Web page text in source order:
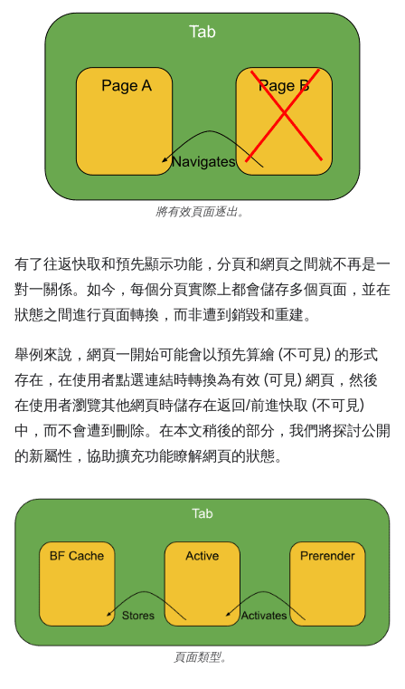
將有效頁面逐出。
有了往返快取和預先顯示功能，分頁和網頁之間就不再是一
對一關係。如今，每個分頁實際上都會儲存多個頁面，並在
狀態之間進行頁面轉換，而非遭到銷毀和重建。
舉例來說，網頁一開始可能會以預先算繪 (不可見) 的形式
存在，在使用者點選連結時轉換為有效 (可見) 網頁，然後
在使用者瀏覽其他網頁時儲存在返回/前進快取 (不可見)
中，而不會遭到刪除。在本文稍後的部分，我們將探討公開
的新屬性，協助擴充功能瞭解網頁的狀態。
頁面類型。